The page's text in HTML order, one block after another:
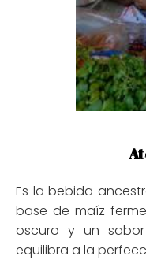
Es la bebida
base de maíz
oscuro y un
equilibra a la